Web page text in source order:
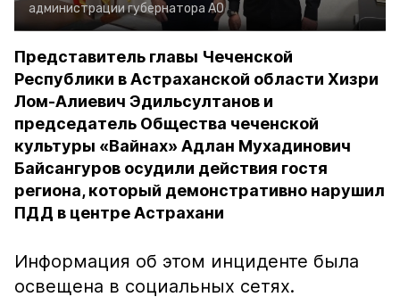
администрации губернатора АО
Представитель главы Чеченской
Республики в Астраханской области Хизри
Лом-Алиевич Эдильсултанов и
председатель Общества чеченской
культуры «Вайнах» Адлан Мухадинович
Байсангуров осудили действия гостя
региона, который демонстративно нарушил
ПДД в центре Астрахани
Информация об этом инциденте была
освещена в социальных сетях.